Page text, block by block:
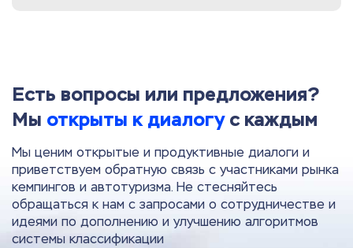
Есть вопросы или предложения?
Мы открыты к диалогус каждым
Мы ценим открытые и продуктивные диалоги и
приветствуем обратную связь с участниками рынка
кемпингов и автотуризма. Не стесняйтесь
обращаться к нам с запросами о сотрудничестве и
идеями по дополнению и улучшению алгоритмов
системы классификации